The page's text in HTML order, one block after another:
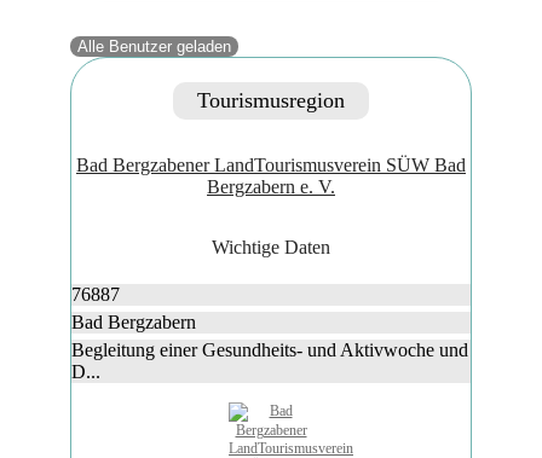
Alle Benutzer geladen
Tourismusregion
Bad Bergzabener LandTourismusverein SÜW Bad
Bergzabern e. V.
Wichtige Daten
76887
Bad Bergzabern
Begleitung einer Gesundheits- und Aktivwoche und
D...